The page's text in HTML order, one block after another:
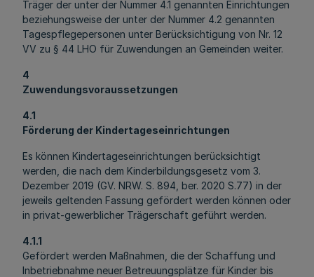
Träger der unter der Nummer 4.1 genannten Einrichtungen
beziehungsweise der unter der Nummer 4.2 genannten
Tagespflegepersonen unter Berücksichtigung von Nr. 12
VV zu § 44 LHO für Zuwendungen an Gemeinden weiter.
4
Zuwendungsvoraussetzungen
4.1
Förderung der Kindertageseinrichtungen
Es können Kindertageseinrichtungen berücksichtigt
werden, die nach dem Kinderbildungsgesetz vom 3.
Dezember 2019 (GV. NRW. S. 894, ber. 2020 S.77) in der
jeweils geltenden Fassung gefördert werden können oder
in privat-gewerblicher Trägerschaft geführt werden.
4.1.1
Gefördert werden Maßnahmen, die der Schaffung und
Inbetriebnahme neuer Betreuungsplätze für Kinder bis